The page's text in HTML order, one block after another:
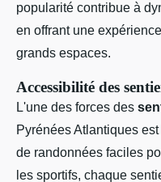
popularité contribue à
en offrant une
grands espaces.
Accessibilité des
L'une des forces des
Pyrénées Atlantiques
de randonnées faciles
les sportifs, chaque